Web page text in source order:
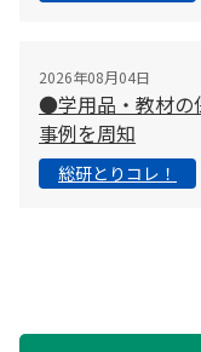
2026年08月04日
●学用品・教材の
事例を周知
総研とりコレ！